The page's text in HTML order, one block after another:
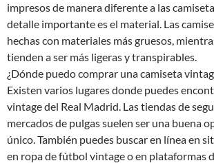
impresos de manera diferente a las
detalle importante es el material. Las
hechas con materiales más gruesos,
tienden a ser más ligeras y transpirables.
¿Dónde puedo comprar una camiseta
Existen varios lugares donde puedes
vintage del Real Madrid. Las tiendas de
mercados de pulgas suelen ser una buena
único. También puedes buscar en línea en
en ropa de fútbol vintage o en plataformas